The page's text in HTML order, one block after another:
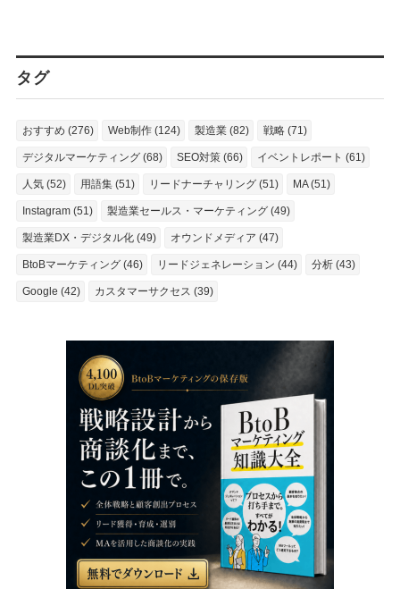
タグ
おすすめ (276) Web制作 (124) 製造業 (82) 戦略 (71)
デジタルマーケティング (68) SEO対策 (66) イベントレポート (61)
人気 (52) 用語集 (51) リードナーチャリング (51) MA (51)
Instagram (51) 製造業セールス・マーケティング (49)
製造業DX・デジタル化 (49) オウンドメディア (47)
BtoBマーケティング (46) リードジェネレーション (44) 分析 (43)
Google (42) カスタマーサクセス (39)